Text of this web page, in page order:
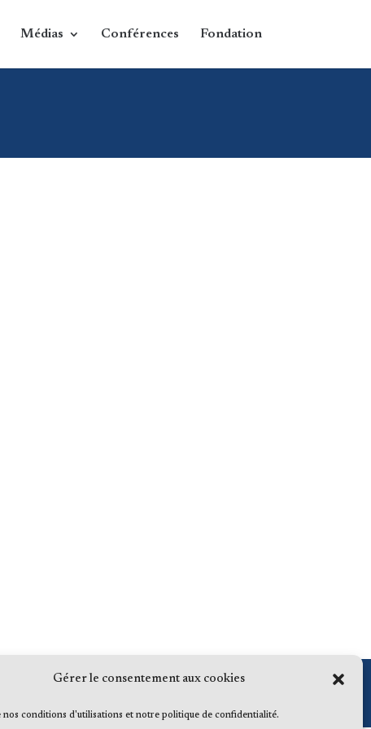
Gérer le consentement aux cookies
nos conditions d'utilisations et notre politique de confidentialité.
Médias Conférences Fondation